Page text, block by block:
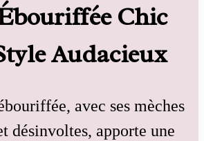
Chic
Audacieux
avec ses mèches
désinvoltes, apporte une